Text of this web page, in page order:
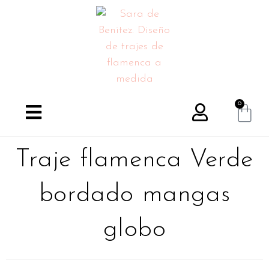
0
Traje flamenca Verde
bordado mangas
globo